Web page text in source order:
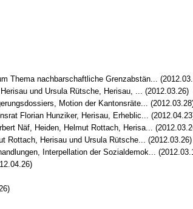
Thema nachbarschaftliche Grenzabstän...
und Ursula Rütsche, Herisau, ... (2012.03.26)
Motion der Kantonsräte...
Florian Hunziker, Herisau, Erheblic...
Näf, Heiden, Helmut Rottach, Herisa...
Rottach, Herisau und Ursula Rütsche... (2012.03.26)
Interpellation der Sozialdemok...